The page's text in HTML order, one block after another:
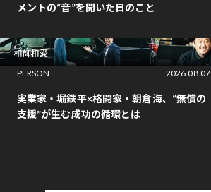
メントの“音”を聞いた日のこと
相師相愛
PERSON
2026.08.07
実業家・堀鉄平×格闘家・朝倉海、“無償の
支援”が生む成功の循環とは